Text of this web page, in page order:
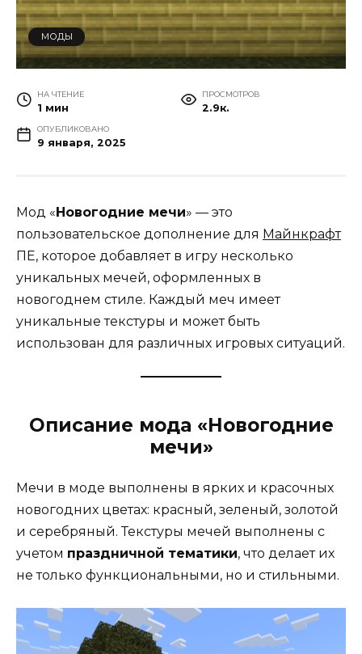
МОДЫ
НА ЧТЕНИЕ
1 мин
ПРОСМОТРОВ
2.9к.
ОПУБЛИКОВАНО
9 января, 2025
Мод «Новогодние мечи» — это
пользовательское дополнение для Майнкрафт
ПЕ, которое добавляет в игру несколько
уникальных мечей, оформленных в
новогоднем стиле. Каждый меч имеет
уникальные текстуры и может быть
использован для различных игровых ситуаций.
Описание мода «Новогодние
мечи»
Мечи в моде выполнены в ярких и красочных
новогодних цветах: красный, зеленый, золотой
и серебряный. Текстуры мечей выполнены с
учетом праздничной тематики, что делает их
не только функциональными, но и стильными.